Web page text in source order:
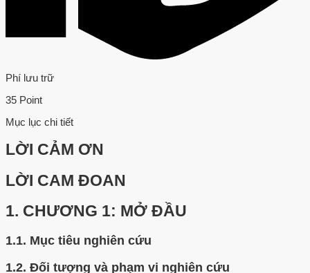
Phí lưu trữ
35 Point
Mục lục chi tiết
LỜI CẢM ƠN
LỜI CAM ĐOAN
1. CHƯƠNG 1: MỞ ĐẦU
1.1. Mục tiêu nghiên cứu
1.2. Đối tượng và phạm vi nghiên cứu